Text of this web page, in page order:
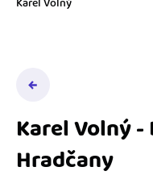
Správa kontaktů
Hlídání cashflow
Spolupráce s účetní
Nápověda
Šablony faktur
Karel Volný
Hradčany